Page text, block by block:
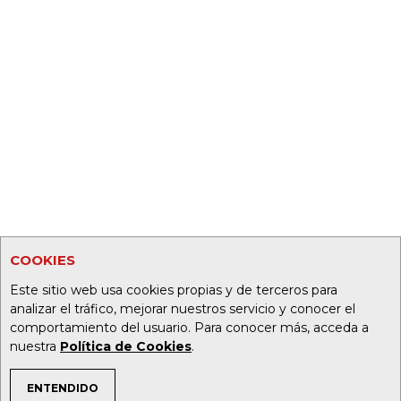
COOKIES
Este sitio web usa cookies propias y de terceros para
analizar el tráfico, mejorar nuestros servicio y conocer el
comportamiento del usuario. Para conocer más, acceda a
nuestra Política de Cookies.
ENTENDIDO